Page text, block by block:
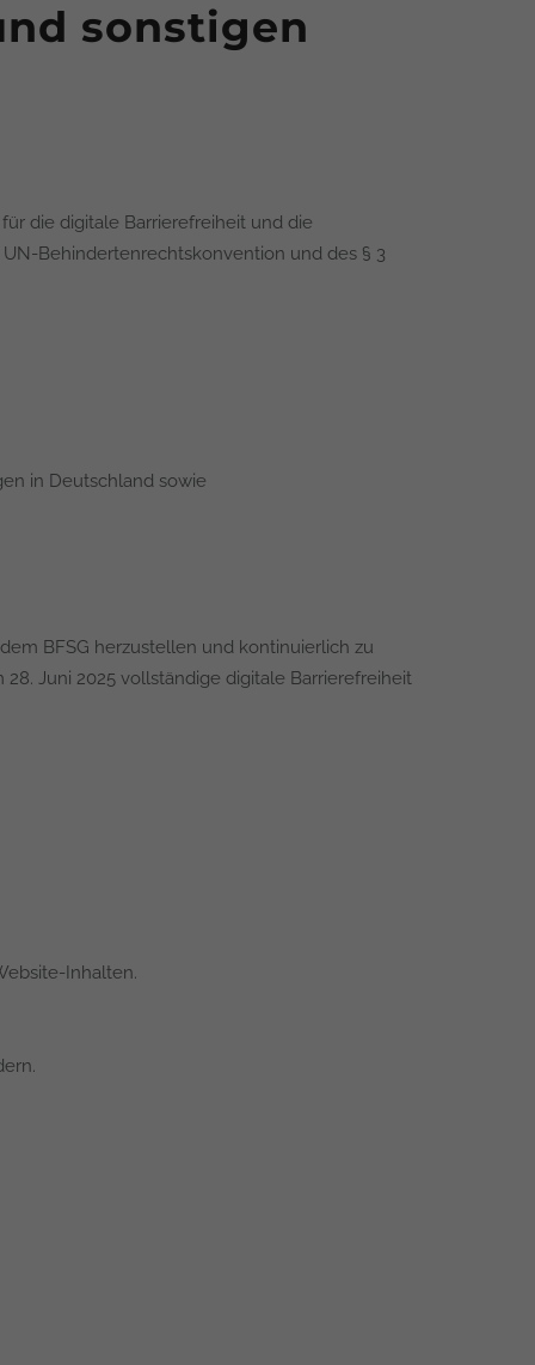
sonstigen
die digitale Barrierefreiheit und die
Behindertenrechtskonvention und des § 3
in Deutschland sowie
BFSG herzustellen und kontinuierlich zu
Juni 2025 vollständige digitale Barrierefreiheit
Inhalten.